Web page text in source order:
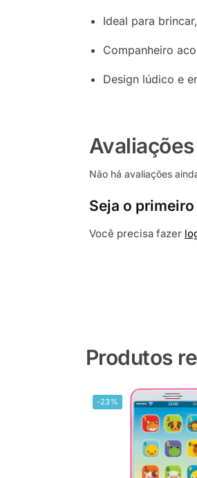
Ideal para
Companheiro
Design lúdico e
Avaliações
Não há avaliações
Seja o
Você precisa fazer
Produtos
-23%